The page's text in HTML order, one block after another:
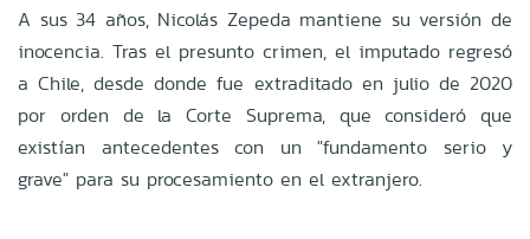
A sus 34 años, Nicolás Zepeda mantiene su versión de
inocencia. Tras el presunto crimen, el imputado regresó
a Chile, desde donde fue extraditado en julio de 2020
por orden de la Corte Suprema, que consideró que
existían antecedentes con un "fundamento serio y
grave" para su procesamiento en el extranjero.